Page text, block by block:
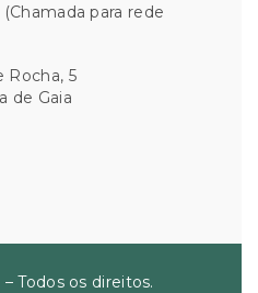
(Chamada para rede
Rocha, 5
de Gaia
Todos os direitos.